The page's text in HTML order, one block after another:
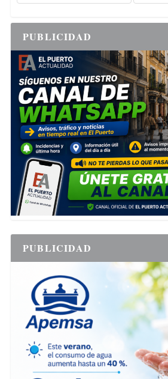
PUBLICIDAD
PUBLICIDAD